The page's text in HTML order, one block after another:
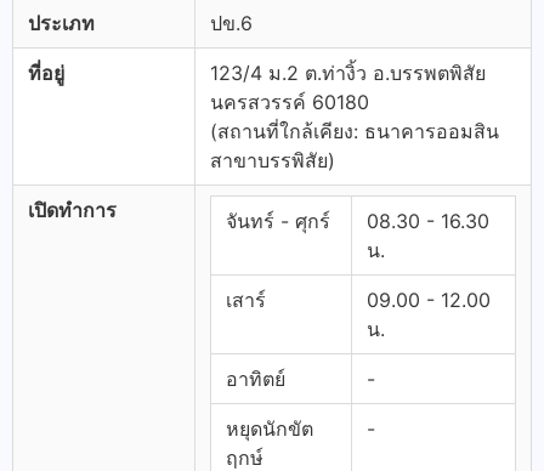
ประเภท ปข.6
ที่อยู่
123/4 ม.2 ต.ท่างิ้ว อ.บรรพตพิสัย
นครสวรรค์ 60180
(สถานที่ใกล้เคียง: ธนาคารออมสิน
สาขาบรรพิสัย)
เปิดทำการ จันทร์ - ศุกร์
08.30 - 16.30
น.
เสาร์
09.00 - 12.00
น.
อาทิตย์ -
หยุดนักขัต
ฤกษ์
-